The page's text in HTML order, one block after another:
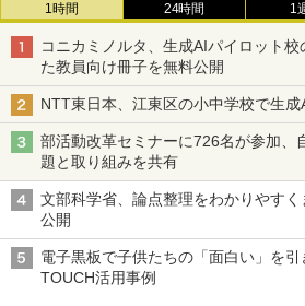
1時間 24時間 1
コニカミノルタ、生成AIパイロット
た教員向け冊子を無料公開
NTT東日本、江東区の小中学校で生
部活動改革セミナーに726名が参加、
題と取り組みを共有
文部科学省、論点整理をわかりやす
公開
電子黒板で子供たちの「面白い」を
TOUCH活用事例